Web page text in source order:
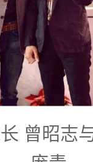
曾昭志